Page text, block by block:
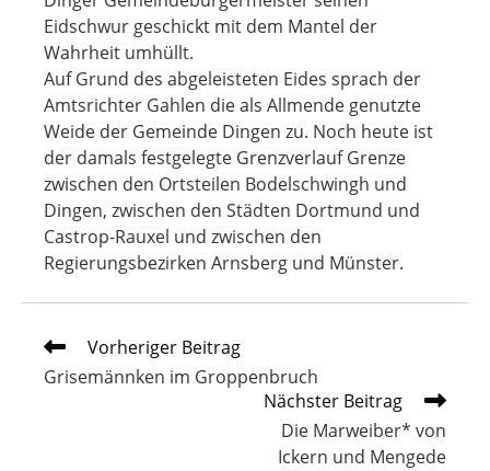
Eidschwur geschickt mit dem Mantel der
Wahrheit umhüllt.
Auf Grund des abgeleisteten Eides sprach der
Amtsrichter Gahlen die als Allmende genutzte
Weide der Gemeinde Dingen zu. Noch heute ist
der damals festgelegte Grenzverlauf Grenze
zwischen den Ortsteilen Bodelschwingh und
Dingen, zwischen den Städten Dortmund und
Castrop-Rauxel und zwischen den
Regierungsbezirken Arnsberg und Münster.
Weitere
Artikel
ansehen
Vorheriger Beitrag
Grisemännken im Groppenbruch
Nächster Beitrag
Die Marweiber* von
Ickern und Mengede